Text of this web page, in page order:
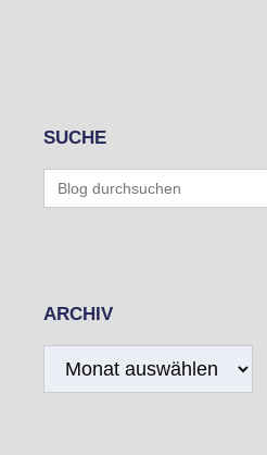
SUCHE
Search
for:
ARCHIV